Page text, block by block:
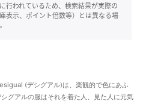
行われているため、検索結果が実際の
表示、ポイント倍数等）とは異なる場
(デシグアル)は、楽観的で色にあふ
グアルの服はそれを着た人、見た人に元気